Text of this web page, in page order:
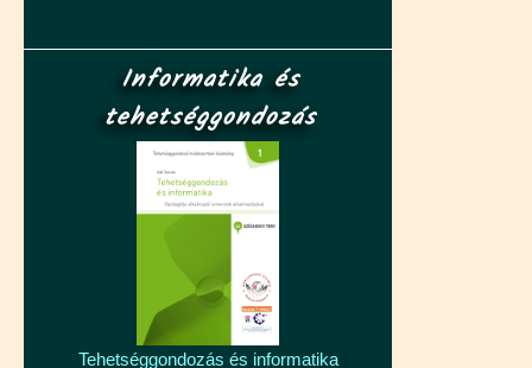
Informatika és
tehetséggondozás
Tehetséggondozás és informatika